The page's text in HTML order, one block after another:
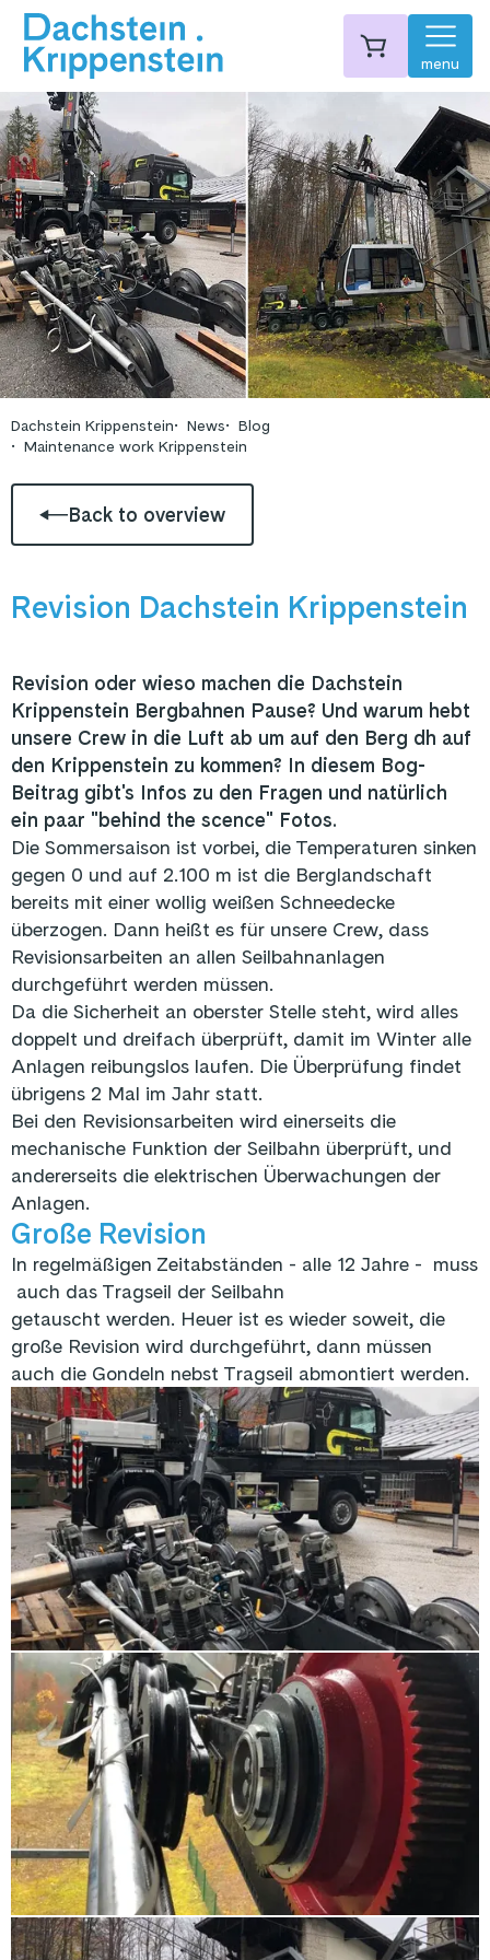
menu
Dachstein Krippenstein News
Blog
Maintenance work Krippenstein
Back to overview
Revision Dachstein Krippenstein
Revision oder wieso machen die Dachstein
Krippenstein Bergbahnen Pause? Und warum hebt
unsere Crew in die Luft ab um auf den Berg dh auf
den Krippenstein zu kommen? In diesem Bog-
Beitrag gibt's Infos zu den Fragen und natürlich
ein paar "behind the scence" Fotos.
Die Sommersaison ist vorbei, die Temperaturen sinken
gegen 0 und auf 2.100 m ist die Berglandschaft
bereits mit einer wollig weißen Schneedecke
überzogen. Dann heißt es für unsere Crew, dass
Revisionsarbeiten an allen Seilbahnanlagen
durchgeführt werden müssen.
Da die Sicherheit an oberster Stelle steht, wird alles
doppelt und dreifach überprüft, damit im Winter alle
Anlagen reibungslos laufen. Die Überprüfung findet
übrigens 2 Mal im Jahr statt.
Bei den Revisionsarbeiten wird einerseits die
mechanische Funktion der Seilbahn überprüft, und
andererseits die elektrischen Überwachungen der
Anlagen.
Große Revision
In regelmäßigen Zeitabständen - alle 12 Jahre - muss
auch das Tragseil der Seilbahn
getauscht werden. Heuer ist es wieder soweit, die
große Revision wird durchgeführt, dann müssen
auch die Gondeln nebst Tragseil abmontiert werden.